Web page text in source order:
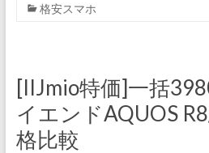
格安スマホ
[IIJmio特価]一括
イエンドAQUOS
格比較